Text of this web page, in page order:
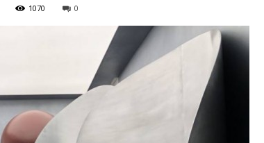
1070 0